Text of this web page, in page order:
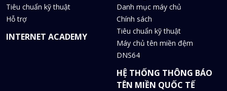
Tiêu chuẩn kỹ thuật
Hỗ trợ
INTERNET ACADEMY
Danh mục máy chủ
Chính sách
Tiêu chuẩn kỹ thuật
Máy chủ tên miền đệm
DNS64
HỆ THỐNG THÔNG BÁO
TÊN MIỀN QUỐC TẾ